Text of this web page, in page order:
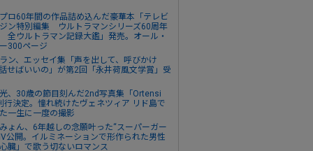
ロ60年間の作品詰め込んだ豪華本「テレビ
ン特別編集 ウルトラマンシリーズ60周年
全ウルトラマン記録大鑑」発売。オール・
300ページ
ン、エッセイ集「声を出して、呼びかけ
せばいいの」が第2回「永井荷風文学賞」受
、30歳の節目刻んだ2nd写真集「Ortensi
行決定。憧れ続けたヴェネツィア リド島で
一生に一度の撮影
ょん、6年越しの念願叶った“スーパーガー
公開。イルミネーションで形作られた男性
臓」で歌う切ないロマンス